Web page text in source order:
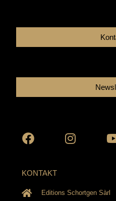
KONTAKT
Editions Schortgen Sàrl